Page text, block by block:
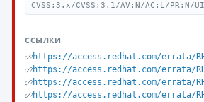
CVSS:3.x/CVSS:3.1/AV:N/AC:L/PR:N/
ССЫЛКИ
https://access.redhat.com/errata/
https://access.redhat.com/errata/
https://access.redhat.com/errata/
https://access.redhat.com/errata/